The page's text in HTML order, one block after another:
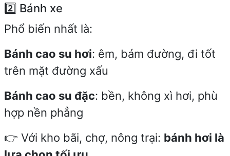
2️⃣ Bánh xe
Phổ biến nhất là:
Bánh cao su hơi: êm, bám đường, đi tốt
trên mặt đường xấu
Bánh cao su đặc: bền, không xì hơi, phù
hợp nền phẳng
👉 Với kho bãi, chợ, nông trại: bánh hơi là